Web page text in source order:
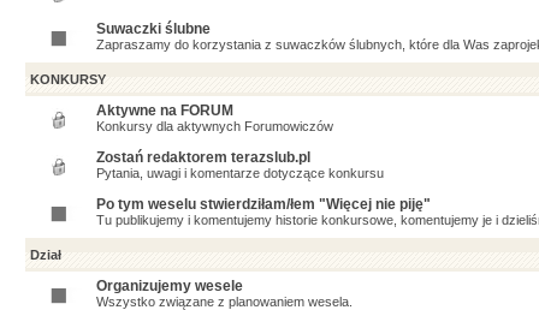
Suwaczki ślubne
Zapraszamy do korzystania z suwaczków ślubnych, które dla Was
KONKURSY
Aktywne na FORUM
Konkursy dla aktywnych Forumowiczów
Zostań redaktorem terazslub.pl
Pytania, uwagi i komentarze dotyczące konkursu
Po tym weselu stwierdziłam/łem "Więcej nie piję"
Tu publikujemy i komentujemy historie konkursowe, komentujemy je i
Dział
Organizujemy wesele
Wszystko związane z planowaniem wesela.